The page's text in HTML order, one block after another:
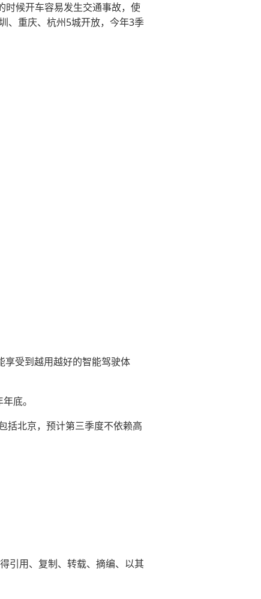
时候开车容易发生交通事故，使
、重庆、杭州5城开放，今年3季
享受到越用越好的智能驾驶体
底。
括北京，预计第三季度不依赖高
引用、复制、转载、摘编、以其